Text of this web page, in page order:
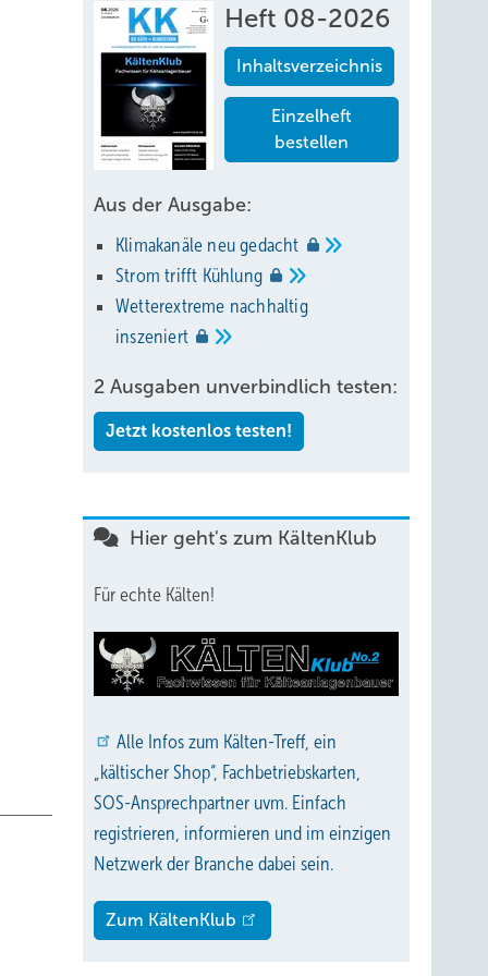
aber
Heft 08-2026
Inhaltsverzeichnis
Einzelheft
bestellen
Aus der Ausgabe:
Klimakanäle neugedacht
Strom trifft Kühlung
Wetterextreme nachhaltig
inszeniert
2 Ausgaben unverbindlich testen:
Jetzt kostenlos testen!
Hier geht's zum KältenKlub
Für echte Kälten!
Alle Infos zum Kälten-Treff, ein
„kältischer Shop“, Fachbetriebskarten,
SOS-Ansprechpartner uvm. Einfach
registrieren, informieren und im einzigen
Netzwerk der Branche dabei sein.
Zum KältenKlub